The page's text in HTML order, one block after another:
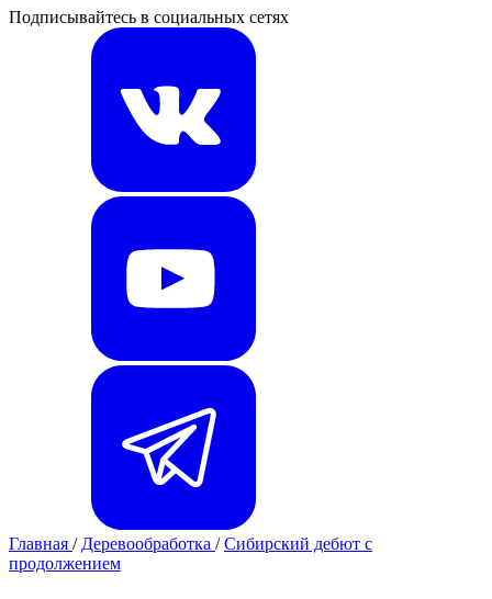
Подписывайтесь в социальных сетях
Главная / Деревообработка / Сибирский дебют с
продолжением